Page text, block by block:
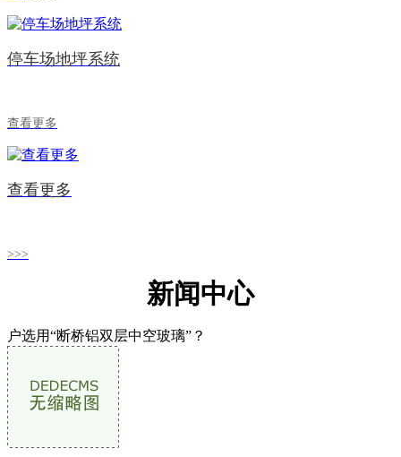
停车场地坪系统
查看更多
查看更多
>>>
新闻中心
户选用“断桥铝双层中空玻璃”？